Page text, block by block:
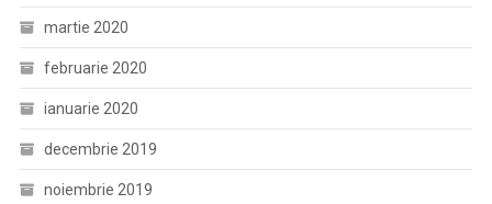
martie 2020
februarie 2020
ianuarie 2020
decembrie 2019
noiembrie 2019